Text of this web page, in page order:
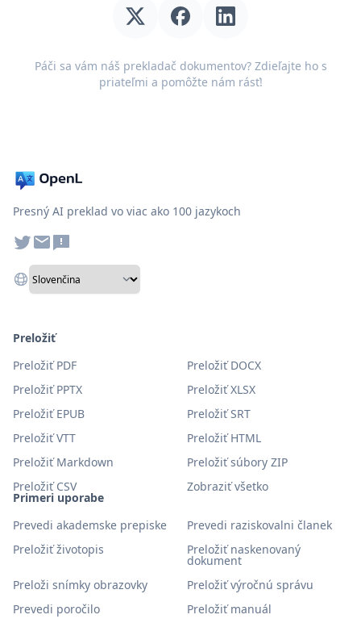
Páči sa vám náš prekladač dokumentov? Zdieľajte ho s
priateľmi a pomôžte nám rásť!
Presný AI preklad vo viac ako 100 jazykoch
Primeri uporabe
Prevedi akademske prepiske
Prevedi raziskovalni članek
Preložiť životopis
Preložiť naskenovaný
dokument
Preloži snímky obrazovky
Preložiť výročnú správu
Prevedi poročilo
Preložiť manuál
Preložiť
Preložiť PDF
Preložiť DOCX
Preložiť PPTX
Preložiť XLSX
Preložiť EPUB
Preložiť SRT
Preložiť VTT
Preložiť HTML
Preložiť Markdown
Preložiť súbory ZIP
Preložiť CSV
Zobraziť všetko